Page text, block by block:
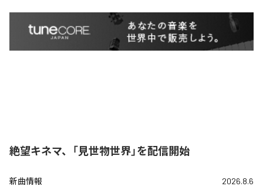
絶望キネマ、「見世物世界」を配信開始
新曲情報 2026.8.6